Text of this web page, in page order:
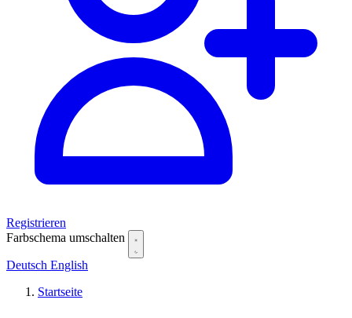
Registrieren
Farbschema umschalten
Deutsch English
Startseite